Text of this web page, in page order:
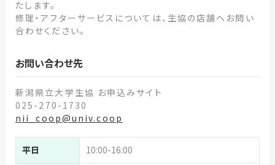
たします。
修理・アフターサービスについては、生協の店舗へお問い
合わせください。
お問い合わせ先
新潟県立大学生協 お申込みサイト
025-270-1730
nii_coop@univ.coop
平日 10:00-16:00